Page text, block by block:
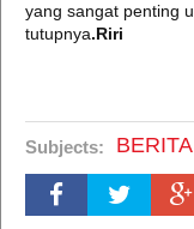
yang sangat penting
tutupnya.Riri
Subjects: